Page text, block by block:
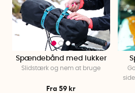
Spændebånd med lukker
Slidstærk og nem at bruge
Fra 59 kr